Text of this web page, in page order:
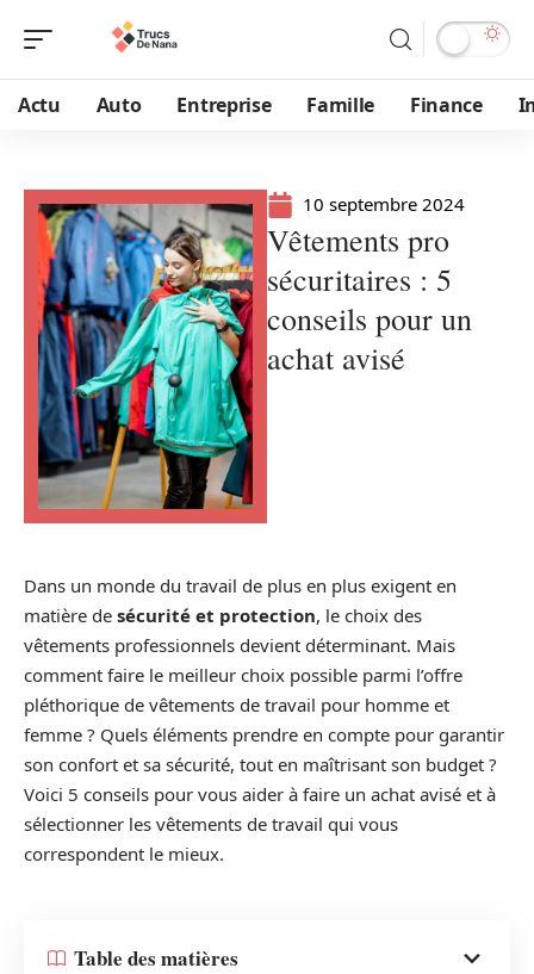
Actu Auto Entreprise Famille Finance
10 septembre 2024
Vêtements pro
sécuritaires : 5
conseils pour un
achat avisé
Dans un monde du travail de plus en plus exigent en
matière de sécurité et protection, le choix des
vêtements professionnels devient déterminant. Mais
comment faire le meilleur choix possible parmi l’offre
pléthorique de vêtements de travail pour homme et
femme ? Quels éléments prendre en compte pour garantir
son confort et sa sécurité, tout en maîtrisant son budget ?
Voici 5 conseils pour vous aider à faire un achat avisé et à
sélectionner les vêtements de travail qui vous
correspondent le mieux.
Table des matières